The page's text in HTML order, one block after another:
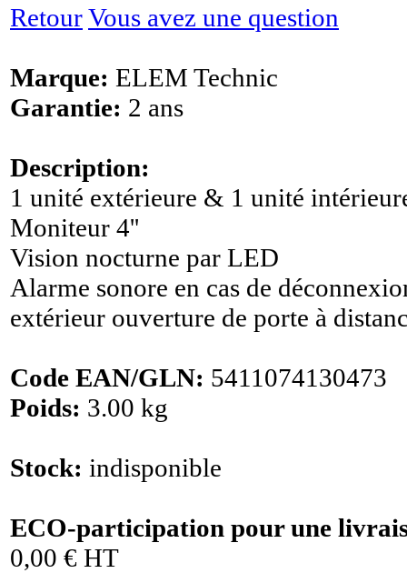
RetourVous avez une question
Marque: ELEM Technic
Garantie: 2 ans
Description:
1 unité extérieure & 1 unité
Moniteur 4''
Vision nocturne par LED
Alarme sonore en cas de
extérieur ouverture de porte à
Code EAN/GLN: 5411074130473
Poids: 3.00 kg
Stock: indisponible
ECO-participation pour une
0,00 € HT